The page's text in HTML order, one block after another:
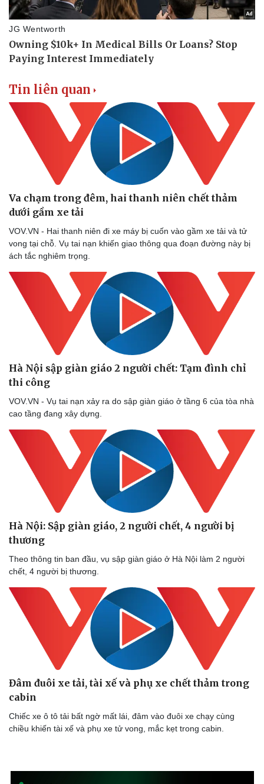
Doanh nghiệp
Thông tin doanh nghiệp
Doanh nghiệp 24h
Doanh nhân
Vì cộng đồng
Công nghệ
Sành điệu
Tin Công nghệ
Trải nghiệm
Chuyển đổi số
Tin liên quan
Va chạm trong đêm, hai thanh niên chết thảm
dưới gầm xe tải
VOV.VN - Hai thanh niên đi xe máy bị cuốn vào gầm xe tải và tử
vong tại chỗ. Vụ tai nạn khiến giao thông qua đoạn đường này bị
ách tắc nghiêm trọng.
Hà Nội sập giàn giáo 2 người chết: Tạm đình chỉ
thi công
VOV.VN - Vụ tai nạn xảy ra do sập giàn giáo ở tầng 6 của tòa nhà
cao tầng đang xây dựng.
Hà Nội: Sập giàn giáo, 2 người chết, 4 người bị
thương
Theo thông tin ban đầu, vụ sập giàn giáo ở Hà Nội làm 2 người
chết, 4 người bị thương.
Đâm đuôi xe tải, tài xế và phụ xe chết thảm trong
cabin
Chiếc xe ô tô tải bất ngờ mất lái, đâm vào đuôi xe chạy cùng
chiều khiến tài xế và phụ xe tử vong, mắc kẹt trong cabin.